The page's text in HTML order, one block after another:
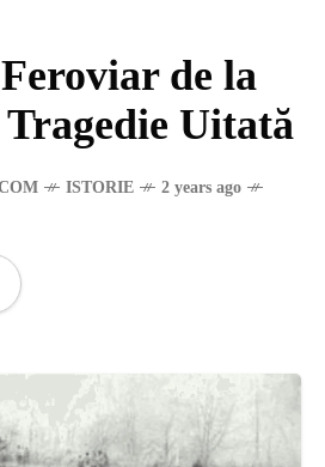
de la
Uitată
ISTORIE
2 years ago
SI